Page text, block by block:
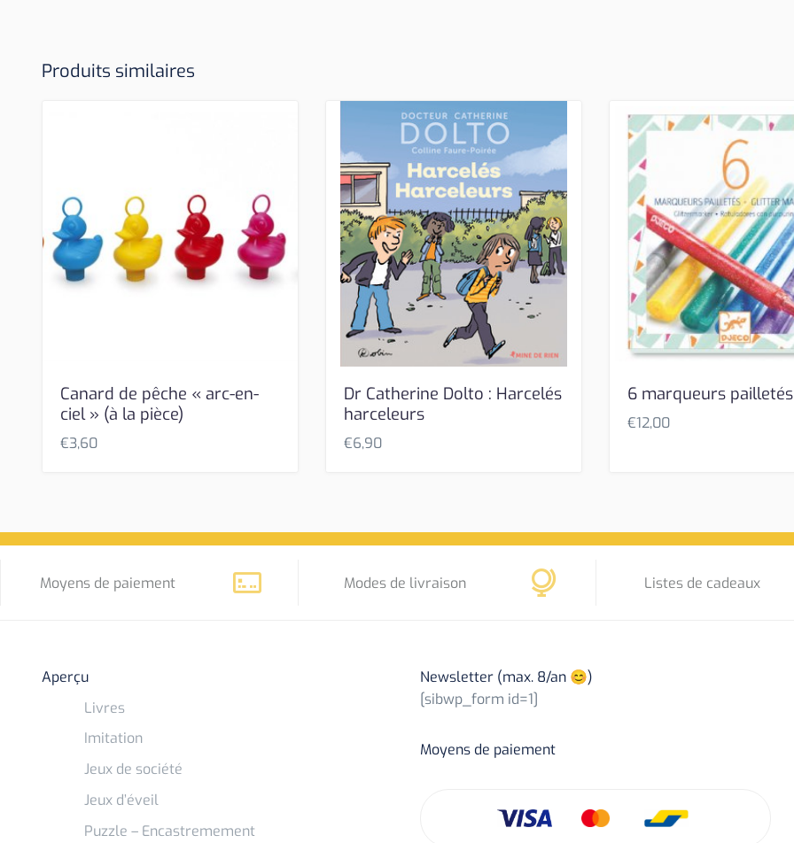
Produits similaires
Canard de pêche « arc-en-
ciel » (à la pièce)
€3,60
Dr Catherine Dolto : Harcelés
harceleurs
€6,90
6 marqueurs pailletés
€12,00
Moyens de paiement Modes de livraison Listes de cadeaux
Aperçu
Livres
Imitation
Jeux de société
Jeux d’éveil
Puzzle – Encastremement
Newsletter (max. 8/an 😊)
[sibwp_form id=1]
Moyens de paiement